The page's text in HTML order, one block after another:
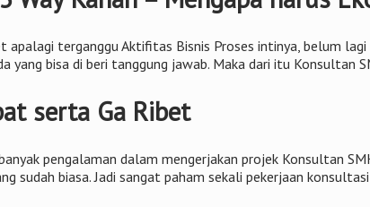
apalagi terganggu Aktifitas Bisnis Proses intinya, belum
yang bisa di beri tanggung jawab. Maka dari itu Konsultan
serta Ga Ribet
pengalaman dalam mengerjakan projek Konsultan
sudah biasa. Jadi sangat paham sekali pekerjaan